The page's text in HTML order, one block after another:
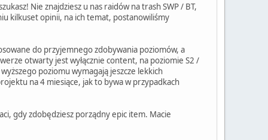
Nie znajdziesz u nas raidów na trash SWP / BT,
kilkuset opinii, na ich temat, postanowiliśmy
do przyjemnego zdobywania poziomów, a
otwarty jest wyłącznie content, na poziomie S2 /
poziomu wymagają jeszcze lekkich
na 4 miesiące, jak to bywa w przypadkach
gdy zdobędziesz porządny epic item. Macie